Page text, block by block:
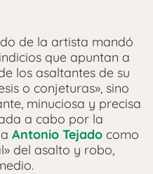
de la artista mandó
que apuntan a
los asaltantes de su
o conjeturas», sino
minuciosa y precisa
a cabo por la
Antonio Tejado como
del asalto y robo,